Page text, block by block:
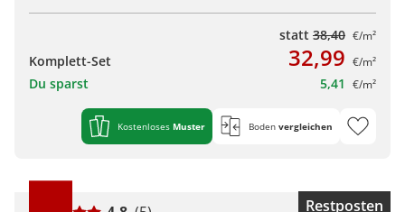
statt 38,40 €/m²
Komplett-Set 32,99 €/m²
Du sparst 5,41 €/m²
Kostenloses Muster Boden vergleichen
Restposten